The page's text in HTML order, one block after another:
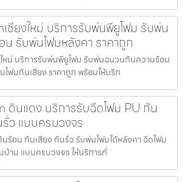
ชียงใหม่ บริการรับพ่นพียูโฟม รับพ่น
รับพ่นโฟมหลังคา ราคาถูก
หม่ บริการรับพ่นพียูโฟม รับพ่นฉนวนกันความร้อน
ฟมกันเสียง ราคาถูก พร้อมให้บริก
ดินแดง บริการรับฉีดโฟม PU กัน
ว แบบครบวงจร
ร้อน กันเสียง กันรั่ว รับพ่นโฟมใต้หลังคา ฉีดโฟม
าน แบบครบวงจร ให้บริการทั่